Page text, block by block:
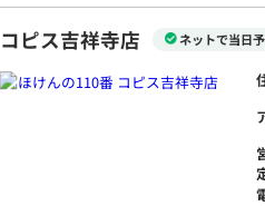
コピス吉祥寺店 ネットで当日